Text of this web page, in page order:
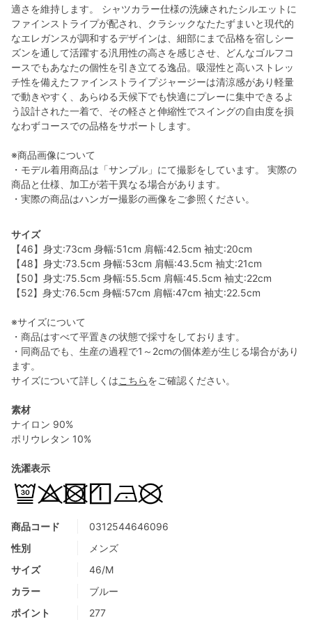
商品コード
0312544646096
性別
メンズ
サイズ
46/M
カラー
ブルー
ポイント
277
適さを維持します。 シャツカラー仕様の洗練されたシルエットに
ファインストライプが配され、クラシックなたたずまいと現代的
なエレガンスが調和するデザインは、細部にまで品格を宿しシー
ズンを通して活躍する汎用性の高さを感じさせ、どんなゴルフコ
ースでもあなたの個性を引き立てる逸品。吸湿性と高いストレッ
チ性を備えたファインストライプジャージーは清涼感があり軽量
で動きやすく、あらゆる天候下でも快適にプレーに集中できるよ
う設計された一着で、その軽さと伸縮性でスイングの自由度を損
なわずコースでの品格をサポートします。
※商品画像について
・モデル着用商品は「サンプル」にて撮影をしています。 実際の
商品と仕様、加工が若干異なる場合があります。
・実際の商品はハンガー撮影の画像をご参照ください。
サイズ
【46】身丈:73cm 身幅:51cm 肩幅:42.5cm 袖丈:20cm
【48】身丈:73.5cm 身幅:53cm 肩幅:43.5cm 袖丈:21cm
【50】身丈:75.5cm 身幅:55.5cm 肩幅:45.5cm 袖丈:22cm
【52】身丈:76.5cm 身幅:57cm 肩幅:47cm 袖丈:22.5cm
※サイズについて
・商品はすべて平置きの状態で採寸をしております。
・同商品でも、生産の過程で1～2cmの個体差が生じる場合があり
ます。
サイズについて詳しくはこちらをご確認ください。
素材
ナイロン 90%
ポリウレタン 10%
洗濯表示